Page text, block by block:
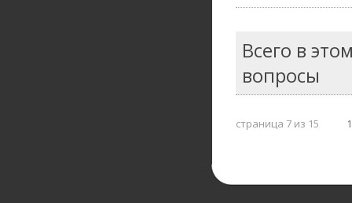
Всего в
вопросы
страница 7 из 15